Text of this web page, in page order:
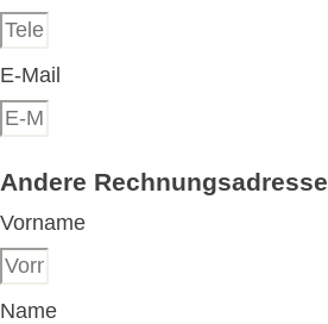
E-Mail
Andere Rechnungsadresse
Vorname
Name